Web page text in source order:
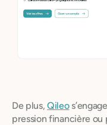
De plus,Qileo
pression financière